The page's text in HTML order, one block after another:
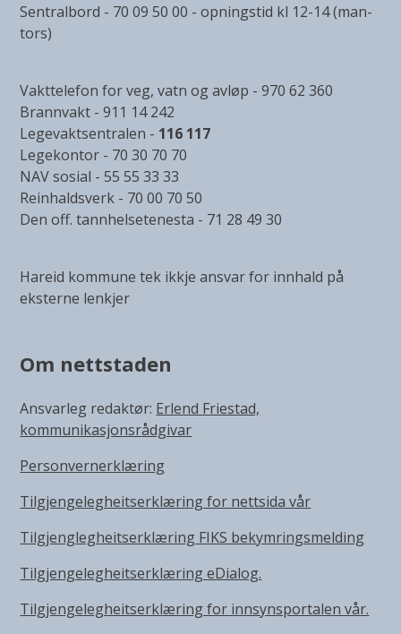
Sentralbord - 70 09 50 00 - opningstid kl 12-14 (man-
tors)
Vakttelefon for veg, vatn og avløp - 970 62 360
Brannvakt - 911 14 242
Legevaktsentralen - 116 117
Legekontor - 70 30 70 70
NAV sosial - 55 55 33 33
Reinhaldsverk - 70 00 70 50
Den off. tannhelsetenesta - 71 28 49 30
Hareid kommune tek ikkje ansvar for innhald på
eksterne lenkjer
Om nettstaden
Ansvarleg redaktør: Erlend Friestad,
kommunikasjonsrådgivar
Personvernerklæring
Tilgjengelegheitserklæring for nettsida vår
Tilgjenglegheitserklæring FIKS bekymringsmelding
Tilgjengelegheitserklæring eDialog.
Tilgjengelegheitserklæring for innsynsportalen vår.